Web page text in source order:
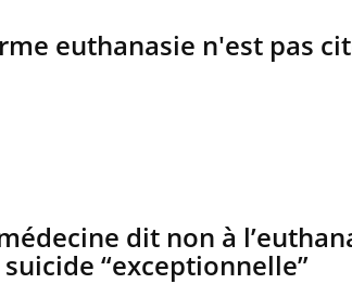
euthanasie n'est pas
dit non à
“exceptionnelle”